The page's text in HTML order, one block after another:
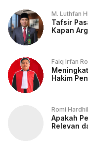
M. Luthfan
Tafsir
Kapan
Faiq Irfan
Hakim
Romi
Apakah
Relevan